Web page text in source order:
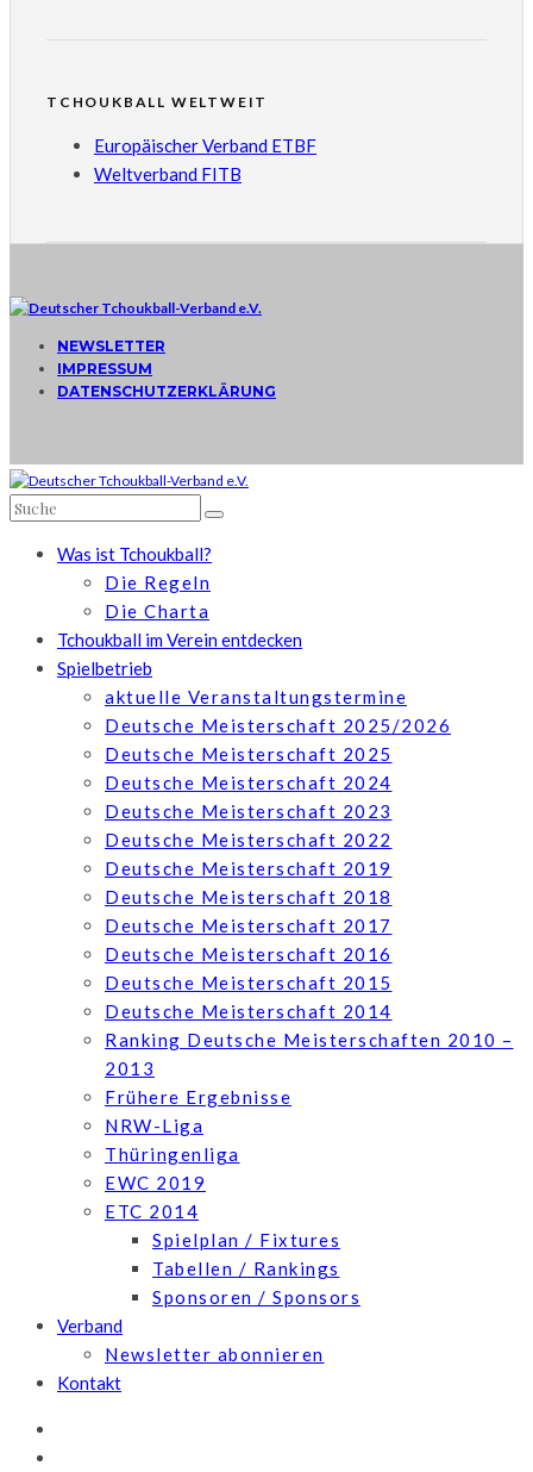
TCHOUKBALL WELTWEIT
Europäischer Verband ETBF
Weltverband FITB
NEWSLETTER
IMPRESSUM
DATENSCHUTZERKLÄRUNG
Was ist Tchoukball?
Die Regeln
Die Charta
Tchoukball im Verein entdecken
Spielbetrieb
aktuelle Veranstaltungstermine
Deutsche Meisterschaft 2025/2026
Deutsche Meisterschaft 2025
Deutsche Meisterschaft 2024
Deutsche Meisterschaft 2023
Deutsche Meisterschaft 2022
Deutsche Meisterschaft 2019
Deutsche Meisterschaft 2018
Deutsche Meisterschaft 2017
Deutsche Meisterschaft 2016
Deutsche Meisterschaft 2015
Deutsche Meisterschaft 2014
Ranking Deutsche Meisterschaften 2010 –
2013
Frühere Ergebnisse
NRW-Liga
Thüringenliga
EWC 2019
ETC 2014
Spielplan / Fixtures
Tabellen / Rankings
Sponsoren / Sponsors
Verband
Newsletter abonnieren
Kontakt